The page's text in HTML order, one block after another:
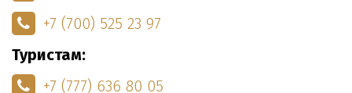
+7 (700) 525 23 97
Туристам:
+7 (777) 636 80 05